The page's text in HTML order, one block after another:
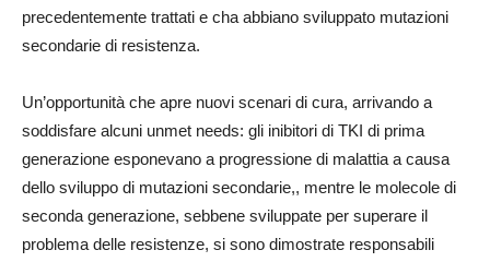
precedentemente trattati e cha abbiano sviluppato mutazioni
secondarie di resistenza.
Un’opportunità che apre nuovi scenari di cura, arrivando a
soddisfare alcuni unmet needs: gli inibitori di TKI di prima
generazione esponevano a progressione di malattia a causa
dello sviluppo di mutazioni secondarie,, mentre le molecole di
seconda generazione, sebbene sviluppate per superare il
problema delle resistenze, si sono dimostrate responsabili